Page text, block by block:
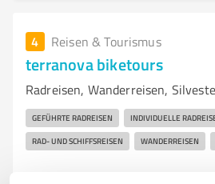
4 Reisen & Tourismus
terranova biketours
Radreisen, Wanderreisen,
GEFÜHRTE RADREISEN INDIVIDUELLE
RAD- UND SCHIFFSREISEN WANDERREISEN